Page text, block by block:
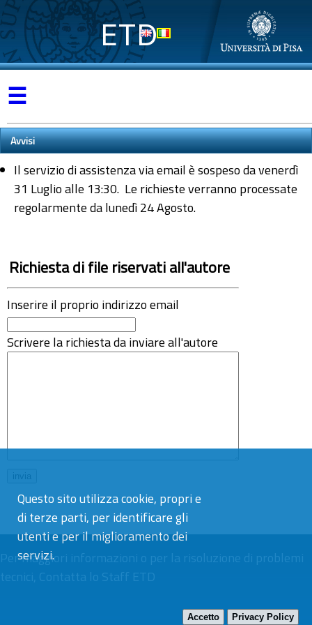
Questo sito utilizza cookie, propri e
di terze parti, per identificare gli
utenti e per il miglioramento dei
servizi.
Accetto Privacy Policy
ETD
☰
Avvisi
Il servizio di assistenza via email è sospeso da venerdì
31 Luglio alle 13:30. Le richieste verranno processate
regolarmente da lunedì 24 Agosto.
Richiesta di file riservati all'autore
Inserire il proprio indirizzo email
Scrivere la richiesta da inviare all'autore
Per maggiori informazioni o per la risoluzione di problemi
tecnici, Contatta lo Staff ETD